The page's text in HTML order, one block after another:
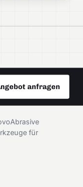
anfragen
für